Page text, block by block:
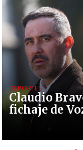
Claudio
fichaje de
DEPORTES